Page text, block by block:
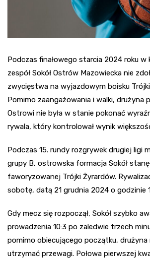
Podczas finałowego starcia 2024 roku w
zespół Sokół Ostrów Mazowiecka nie
zwycięstwa na wyjazdowym boisku
Pomimo zaangażowania i walki, drużyna
Ostrowi nie była w stanie pokonać
rywala, który kontrolował wynik
Podczas 15. rundy rozgrywek drugiej ligi
grupy B, ostrowska formacja Sokół
faworyzowanej Trójki Żyrardów.
sobotę, datą 21 grudnia 2024 o godzinie
Gdy mecz się rozpoczął, Sokół szybko
prowadzenia 10:3 po zaledwie trzech
pomimo obiecującego początku, drużyna
utrzymać przewagi. Połowa pierwszej